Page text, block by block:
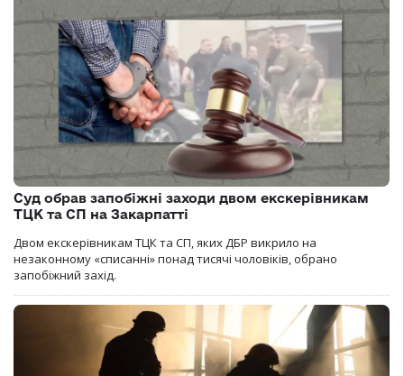
Суд обрав запобіжні заходи двом екскерівникам
ТЦК та СП на Закарпатті
Двом екскерівникам ТЦК та СП, яких ДБР викрило на
незаконному «списанні» понад тисячі чоловіків, обрано
запобіжний захід.